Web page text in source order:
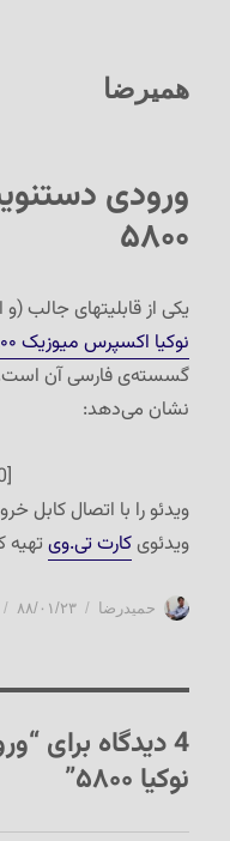
همیرضا
ورودی
۵۸۰۰
یکی از قابلیتهای جالب
نوکیا اکسپرس میوزیک ۵۸۰۰
گسسته‌ی فارسی آن است.
نشان می‌دهد:
[MEDIA=20]
ویدئو را با اتصال کابل
ویدئویکارت تی.ویتهیه
نویسنده
حمیدرضا
ارسال
۸۸/۰۱/۲۳
4 دیدگاه برای
نوکیا ۵۸۰۰”